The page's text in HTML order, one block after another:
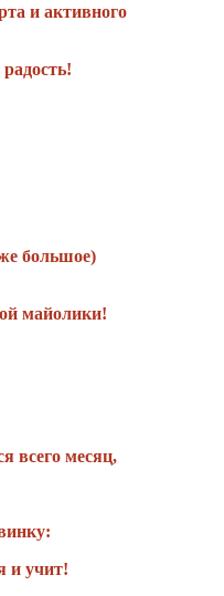
и активного
большое)
майолики!
всего месяц,
и учит!